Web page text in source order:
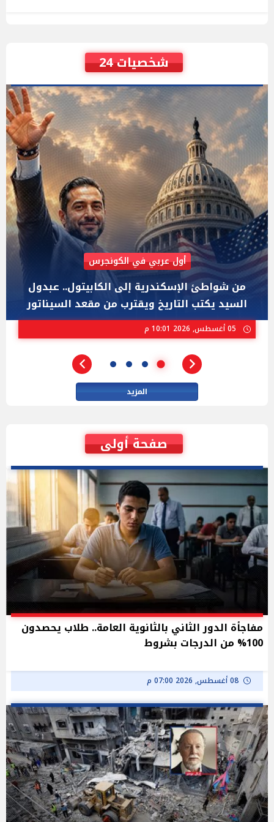
شخصيات 24
AIPAC رصدت 30 مليون دولار لإضعافه
"عبد الرحمن السيد" المصري الذى يواجه "هايلي
ستيفنز" وإيباك الاسرائيلية بإنتخابات ميشيجان
المزيد
صفحة أولى
مفاجأة الدور الثاني بالثانوية العامة.. طلاب يحصدون
100% من الدرجات بشروط
08 أغسطس, 2026 07:00 م